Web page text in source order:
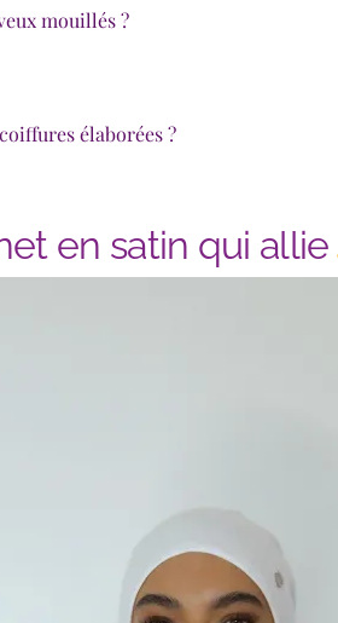
mouillés ?
élaborées ?
en satin qui allie